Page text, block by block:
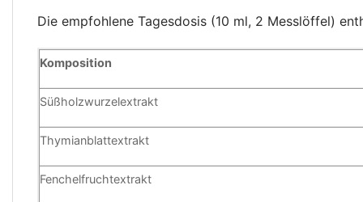
Die empfohlene Tagesdosis (10 ml, 2 Messlöffel)
Komposition
Süßholzwurzelextrakt
Thymianblattextrakt
Fenchelfruchtextrakt